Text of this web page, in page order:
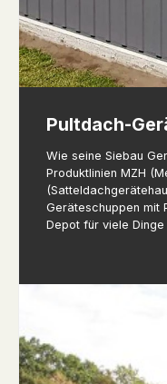
Pultdach-
Wie seine Siebau
Produktlinien MZH
Geräteschuppen mit
Depot für viele